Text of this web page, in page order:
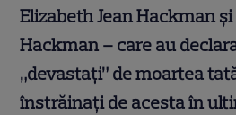
Elizabeth Jean Hackman
Hackman – care au
„devastați” de moartea
înstrăinați de acesta în